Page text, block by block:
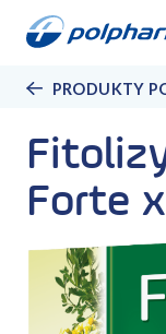
PRODUKTY
Forte